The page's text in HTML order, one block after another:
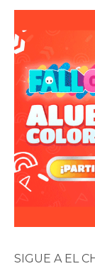
SIGUE A EL